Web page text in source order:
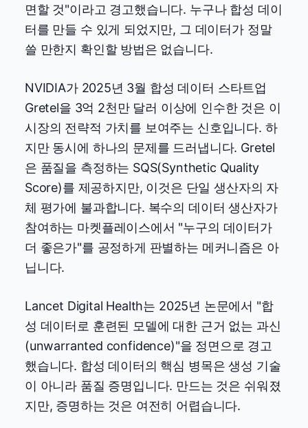
면할 것"이라고 경고했습니다. 누구나 합성 데이
터를 만들 수 있게 되었지만, 그 데이터가 정말
쓸 만한지 확인할 방법은 없습니다.
NVIDIA가 2025년 3월 합성 데이터 스타트업
Gretel을 3억 2천만 달러 이상에 인수한 것은 이
시장의 전략적 가치를 보여주는 신호입니다. 하
지만 동시에 하나의 문제를 드러냅니다. Gretel
은 품질을 측정하는 SQS(Synthetic Quality
Score)를 제공하지만, 이것은 단일 생산자의 자
체 평가에 불과합니다. 복수의 데이터 생산자가
참여하는 마켓플레이스에서 "누구의 데이터가
더 좋은가"를 공정하게 판별하는 메커니즘은 아
닙니다.
Lancet Digital Health는 2025년 논문에서 "합
성 데이터로 훈련된 모델에 대한 근거 없는 과신
(unwarranted confidence)"을 정면으로 경고
했습니다. 합성 데이터의 핵심 병목은 생성 기술
이 아니라 품질 증명입니다. 만드는 것은 쉬워졌
지만, 증명하는 것은 여전히 어렵습니다.